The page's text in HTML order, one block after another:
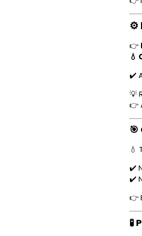
⚙️
👉
✔️
💡
👉
💧
✔️
✔️
👉
🧪